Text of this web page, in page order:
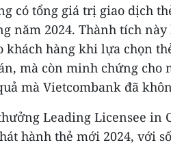
có tổng giá trị giao dịch
năm 2024. Thành tích
khách hàng khi lựa chọn
mà còn minh chứng cho
mà Vietcombank đã
Leading Licensee in
hành thẻ mới 2024, với